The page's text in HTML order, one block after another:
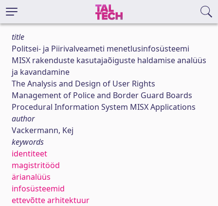
title
Politsei- ja Piirivalveameti menetlusinfosüsteemi
MISX rakenduste kasutajaõiguste haldamise analüüs
ja kavandamine
The Analysis and Design of User Rights
Management of Police and Border Guard Boards
Procedural Information System MISX Applications
author
Vackermann, Kej
keywords
identiteet
magistritööd
ärianalüüs
infosüsteemid
ettevõtte arhitektuur